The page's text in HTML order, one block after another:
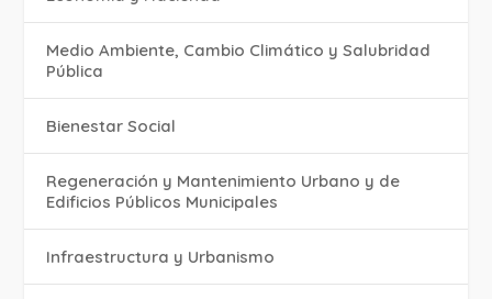
Medio Ambiente, Cambio Climático y Salubridad
Pública
Bienestar Social
Regeneración y Mantenimiento Urbano y de
Edificios Públicos Municipales
Infraestructura y Urbanismo